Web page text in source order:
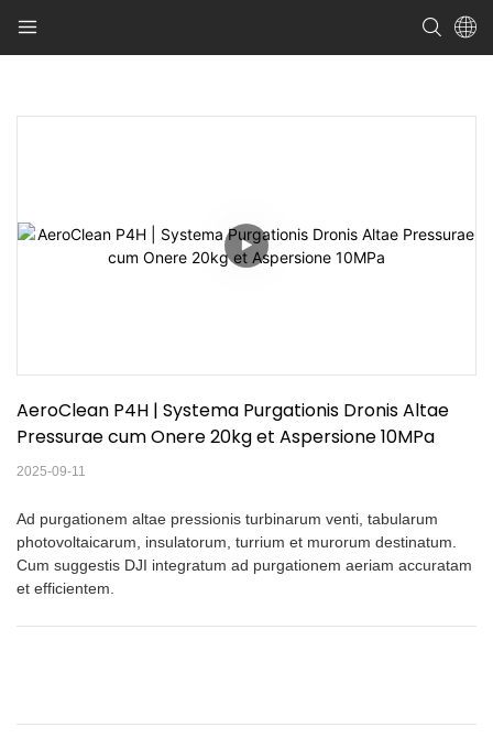
AeroClean P4H | Systema Purgationis Dronis Altae
Pressurae cum Onere 20kg et Aspersione 10MPa
2025-09-11
Ad purgationem altae pressionis turbinarum venti, tabularum
photovoltaicarum, insulatorum, turrium et murorum destinatum.
Cum suggestis DJI integratum ad purgationem aeriam accuratam
et efficientem.